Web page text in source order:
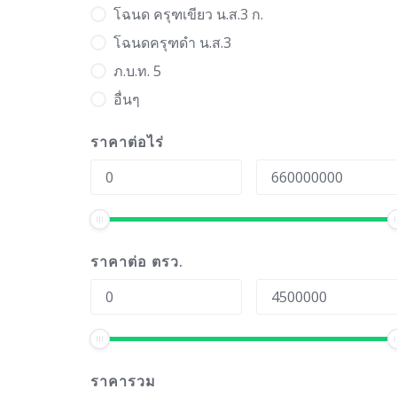
โฉนด ครุฑเขียว น.ส.3 ก.
โฉนดครุฑดำ น.ส.3
ภ.บ.ท. 5
อื่นๆ
ราคาต่อไร่
ราคาต่อ ตรว.
ราคารวม